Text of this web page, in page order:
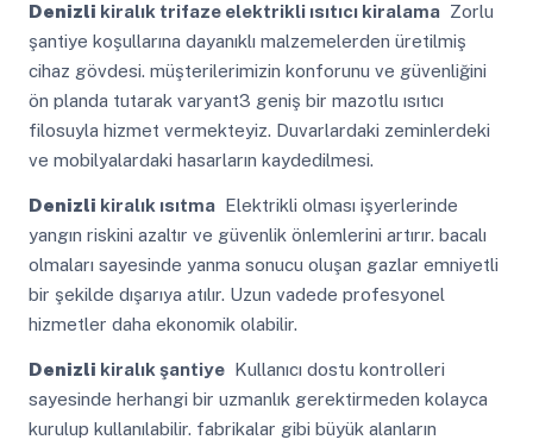
Denizli kiralık trifaze elektrikli ısıtıcı kiralamaZorlu
şantiye koşullarına dayanıklı malzemelerden üretilmiş
cihaz gövdesi. müşterilerimizin konforunu ve güvenliğini
ön planda tutarak varyant3 geniş bir mazotlu ısıtıcı
filosuyla hizmet vermekteyiz. Duvarlardaki zeminlerdeki
ve mobilyalardaki hasarların kaydedilmesi.
Denizli kiralık ısıtmaElektrikli olması işyerlerinde
yangın riskini azaltır ve güvenlik önlemlerini artırır. bacalı
olmaları sayesinde yanma sonucu oluşan gazlar emniyetli
bir şekilde dışarıya atılır. Uzun vadede profesyonel
hizmetler daha ekonomik olabilir.
Denizli kiralık şantiyeKullanıcı dostu kontrolleri
sayesinde herhangi bir uzmanlık gerektirmeden kolayca
kurulup kullanılabilir. fabrikalar gibi büyük alanların